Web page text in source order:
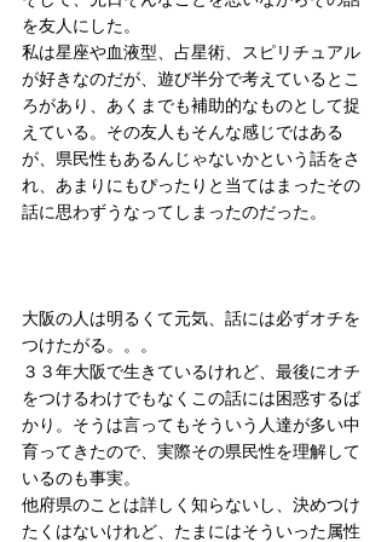
を友人にした。
私は星座や血液型、占星術、スピリチュアル
が好きなのだが、遊び半分で考えているとこ
ろがあり、あくまでも補助的なものとして捉
えている。その友人もそんな感じではある
が、県民性もあるんじゃないかという話をさ
れ、あまりにもぴったりと当てはまったその
話に思わずうなってしまったのだった。
大阪の人は明るくて元気、話には必ずオチを
つけたがる。。。
３３年大阪で生きているけれど、最後にオチ
をつけるわけでもなくこの話には困惑するば
かり。そうは言ってもそういう人達が多い中
育ってきたので、実際その県民性を理解して
いるのも事実。
他府県のことは詳しく知らないし、決めつけ
たくはないけれど、たまにはそういった属性